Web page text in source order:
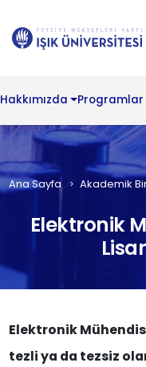
Hakkımızda Programlar
Ana Sayfa Akademik
Elektronik
Elektronik
tezli ya da tezsiz